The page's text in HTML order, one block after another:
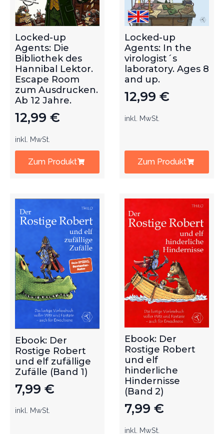
Locked-up
Agents: Die
Bibliothek des
Hannibal Lektor.
Escape Room
zum Ausdrucken.
Ab 12 Jahre.
12,99 €
inkl. MwSt.
Zum Produkt
Locked-up
Agents: In the
virologist´s
laboratory. Ages 8
and up.
12,99 €
inkl. MwSt.
Zum Produkt
Ebook: Der
Rostige Robert
und elf zufällige
Zufälle (Band 1)
7,99 €
inkl. MwSt.
Ebook: Der
Rostige Robert
und elf
hinderliche
Hindernisse
(Band 2)
7,99 €
inkl. MwSt.